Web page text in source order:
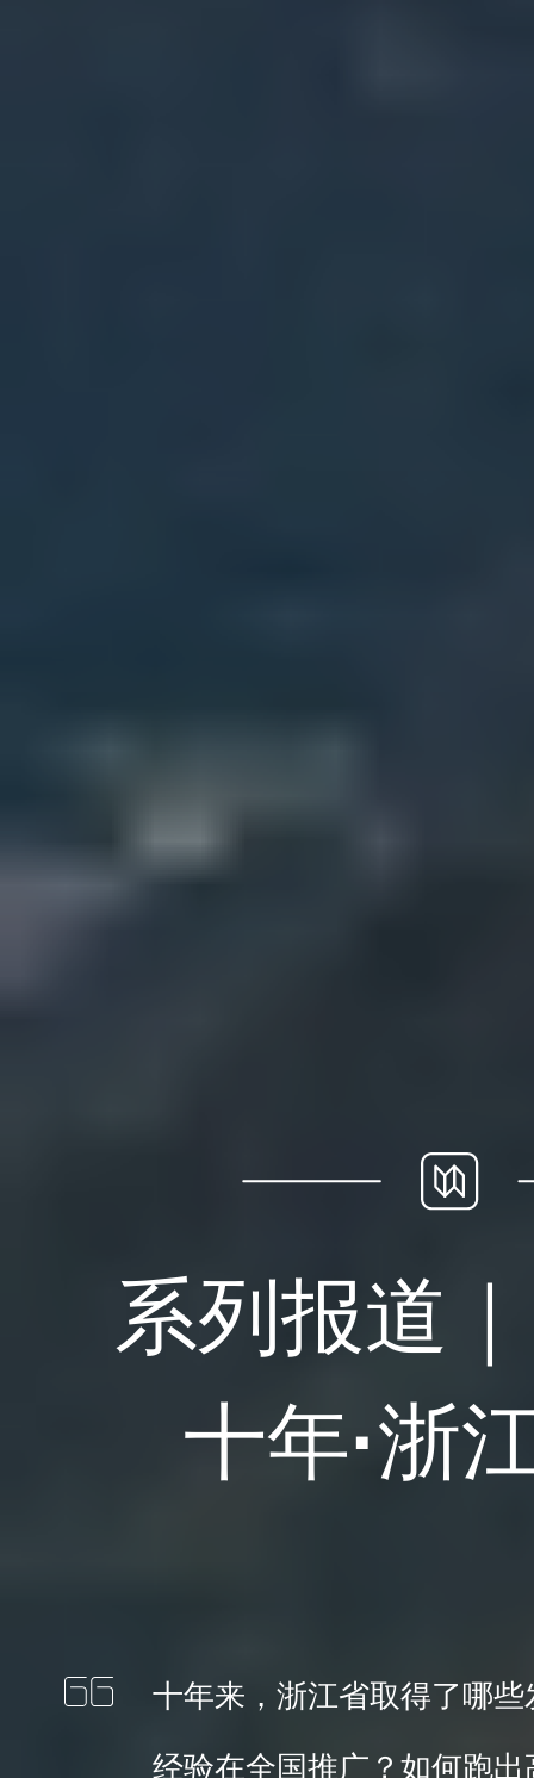
系列报道
十年·浙
十年来，浙江省取得了哪
经验在全国推广？如何跑